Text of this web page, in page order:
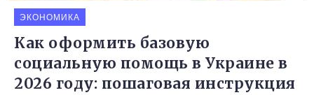
ЭКОНОМИКА
Как оформить базовую
социальную помощь в Украине в
2026 году: пошаговая инструкция